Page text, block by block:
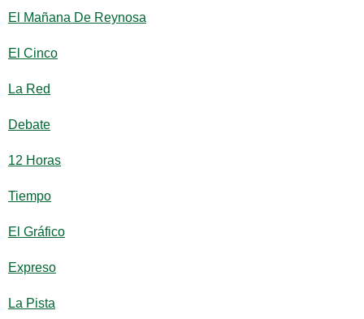
El Mañana De Reynosa
El Cinco
La Red
Debate
12 Horas
Tiempo
El Gráfico
Expreso
La Pista